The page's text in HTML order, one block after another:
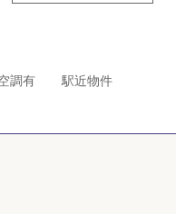
調有 駅近物件